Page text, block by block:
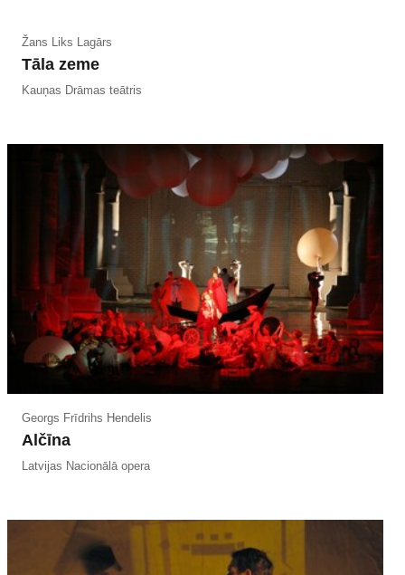
Žans Liks Lagārs
Tāla zeme
Kauņas Drāmas teātris
Georgs Frīdrihs Hendelis
Alčīna
Latvijas Nacionālā opera